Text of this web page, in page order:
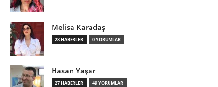
Melisa Karadaş
28 HABERLER 0 YORUMLAR
Hasan Yaşar
27 HABERLER 49 YORUMLAR